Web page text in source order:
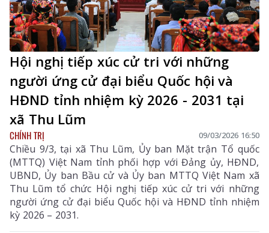
Hội nghị tiếp xúc cử tri với những
người ứng cử đại biểu Quốc hội và
HĐND tỉnh nhiệm kỳ 2026 - 2031 tại
xã Thu Lũm
CHÍNH TRỊ 09/03/2026 16:50
Chiều 9/3, tại xã Thu Lũm, Ủy ban Mặt trận Tổ quốc
(MTTQ) Việt Nam tỉnh phối hợp với Đảng ủy, HĐND,
UBND, Ủy ban Bầu cử và Ủy ban MTTQ Việt Nam xã
Thu Lũm tổ chức Hội nghị tiếp xúc cử tri với những
người ứng cử đại biểu Quốc hội và HĐND tỉnh nhiệm
kỳ 2026 – 2031.